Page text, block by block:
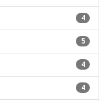
4
5
4
4